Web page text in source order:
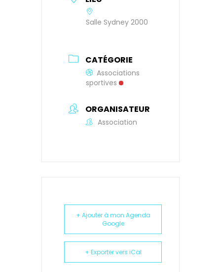
Salle Sydney 2000
CATÉGORIE
Associations
sportives
ORGANISATEUR
Association
+ Ajouter à mon Agenda
Google
+ Exporter vers iCal